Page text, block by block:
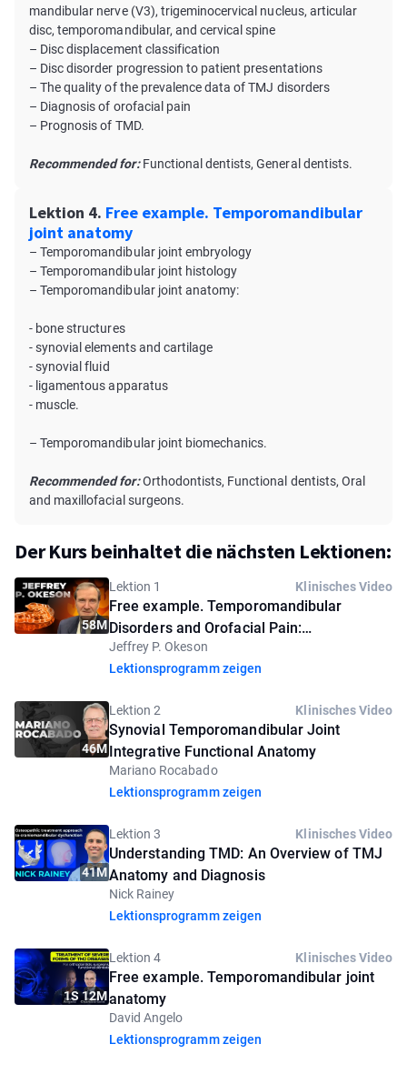
mandibular nerve (V3), trigeminocervical nucleus, articular
disc, temporomandibular, and cervical spine
– Disc displacement classification
– Disc disorder progression to patient presentations
– The quality of the prevalence data of TMJ disorders
– Diagnosis of orofacial pain
– Prognosis of TMD.
Recommended for:Functional dentists, General dentists.
Lektion 4. Free example. Temporomandibular
joint anatomy
– Temporomandibular joint embryology
– Temporomandibular joint histology
– Temporomandibular joint anatomy:
- bone structures
- synovial elements and cartilage
- synovial fluid
- ligamentous apparatus
- muscle.
– Temporomandibular joint biomechanics.
Recommended for:Orthodontists, Functional dentists, Oral
and maxillofacial surgeons.
Der Kurs beinhaltet die nächsten Lektionen:
58M
Lektion 1 Klinisches Video
Free example. Temporomandibular
Disorders and Orofacial Pain:
Understanding the Problem
Jeffrey P. Okeson
Lektionsprogramm zeigen
46M
Lektion 2 Klinisches Video
Synovial Temporomandibular Joint
Integrative Functional Anatomy
Mariano Rocabado
Lektionsprogramm zeigen
41M
Lektion 3 Klinisches Video
Understanding TMD: An Overview of TMJ
Anatomy and Diagnosis
Nick Rainey
Lektionsprogramm zeigen
1S 12M
Lektion 4 Klinisches Video
Free example. Temporomandibular joint
anatomy
David Angelo
Lektionsprogramm zeigen